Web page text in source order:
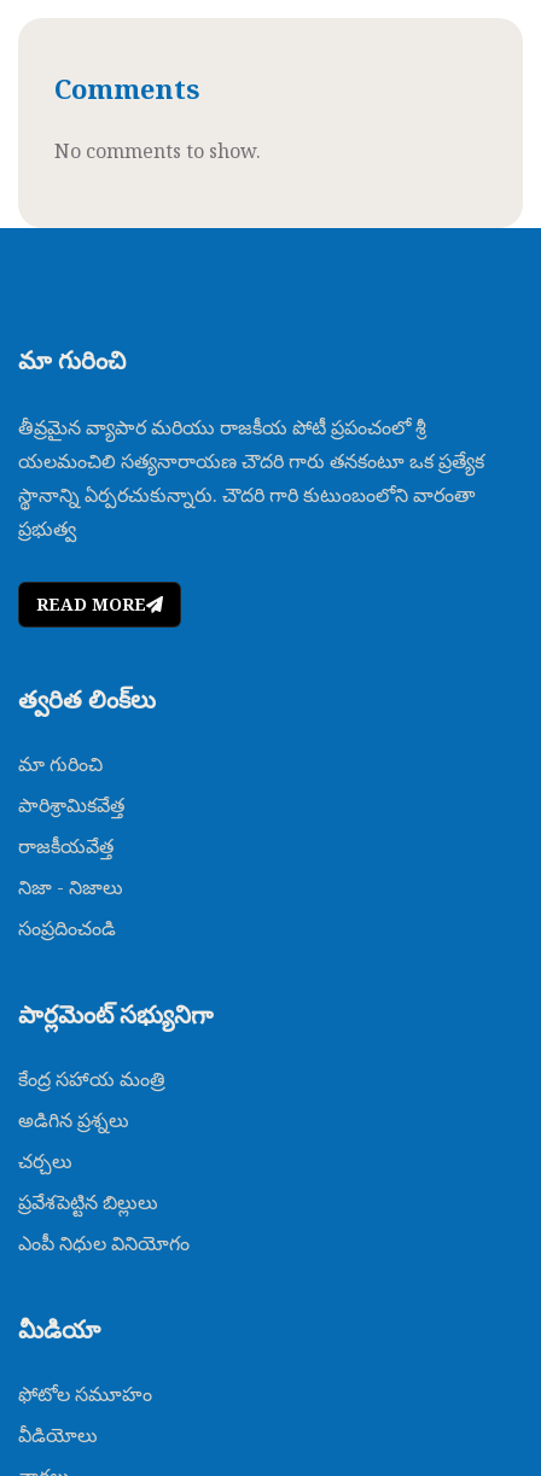
Comments
No comments to show.
మా గురించి
తీవ్రమైన వ్యాపార మరియు రాజకీయ పోటీ ప్రపంచంలో శ్రీ
యలమంచిలి సత్యనారాయణ చౌదరి గారు తనకంటూ ఒక ప్రత్యేక
స్థానాన్ని ఏర్పరచుకున్నారు. చౌదరి గారి కుటుంబంలోని వారంతా
ప్రభుత్వ
READ MORE
త్వరిత లింక్‌లు
మా గురించి
పారిశ్రామికవేత్త
రాజకీయవేత్త
నిజా - నిజాలు
సంప్రదించండి
పార్లమెంట్ సభ్యునిగా
కేంద్ర సహాయ మంత్రి
అడిగిన ప్రశ్నలు
చర్చలు
ప్రవేశపెట్టిన బిల్లులు
ఎంపీ నిధుల వినియోగం
మీడియా
ఫోటోల సమూహం
వీడియోలు